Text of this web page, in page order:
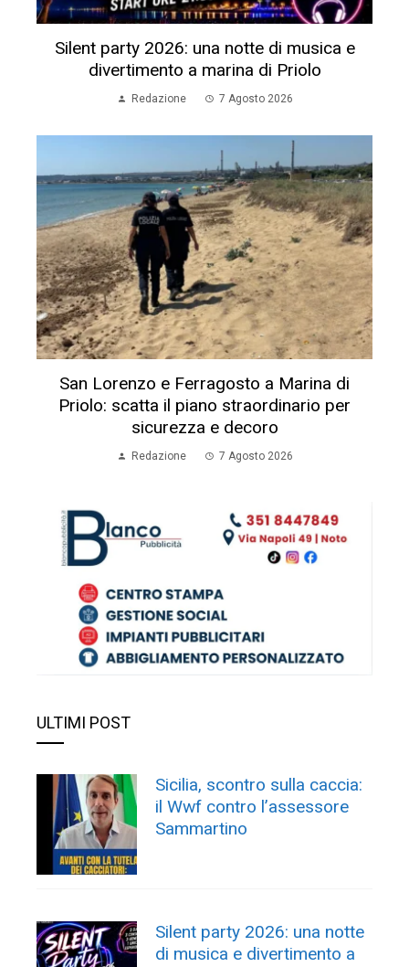
Silent party 2026: una notte di musica e
divertimento a marina di Priolo
Redazione 7 Agosto 2026
San Lorenzo e Ferragosto a Marina di
Priolo: scatta il piano straordinario per
sicurezza e decoro
Redazione 7 Agosto 2026
ULTIMI POST
Sicilia, scontro sulla caccia:
il Wwf contro l’assessore
Sammartino
Silent party 2026: una notte
di musica e divertimento a